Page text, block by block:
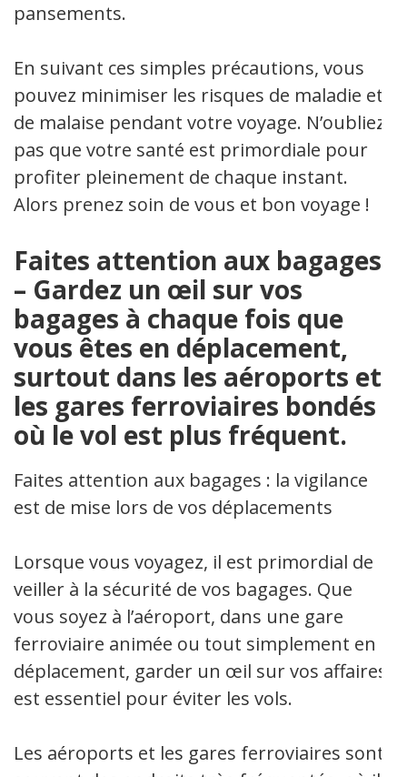
pansements.
En suivant ces simples précautions, vous
pouvez minimiser les risques de maladie et
de malaise pendant votre voyage. N’oubliez
pas que votre santé est primordiale pour
profiter pleinement de chaque instant.
Alors prenez soin de vous et bon voyage !
Faites attention aux bagages
– Gardez un œil sur vos
bagages à chaque fois que
vous êtes en déplacement,
surtout dans les aéroports et
les gares ferroviaires bondés
où le vol est plus fréquent.
Faites attention aux bagages : la vigilance
est de mise lors de vos déplacements
Lorsque vous voyagez, il est primordial de
veiller à la sécurité de vos bagages. Que
vous soyez à l’aéroport, dans une gare
ferroviaire animée ou tout simplement en
déplacement, garder un œil sur vos affaires
est essentiel pour éviter les vols.
Les aéroports et les gares ferroviaires sont